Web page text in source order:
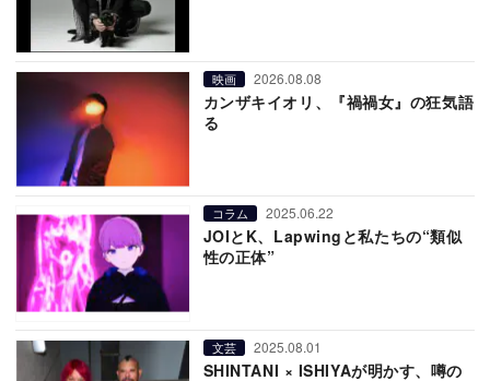
映画 2026.08.08
カンザキイオリ、『禍禍女』の狂気語
る
コラム 2025.06.22
JOIとK、Lapwingと私たちの“類似
性の正体”
文芸 2025.08.01
SHINTANI × ISHIYAが明かす、噂の